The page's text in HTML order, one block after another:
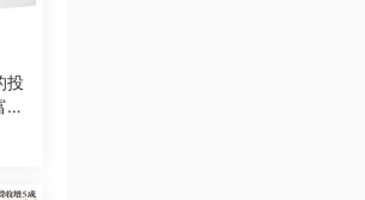
投
的